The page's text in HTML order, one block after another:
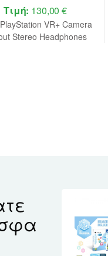
Τιμή: 130,00 €
VR+ Camera
Stereo Headphones